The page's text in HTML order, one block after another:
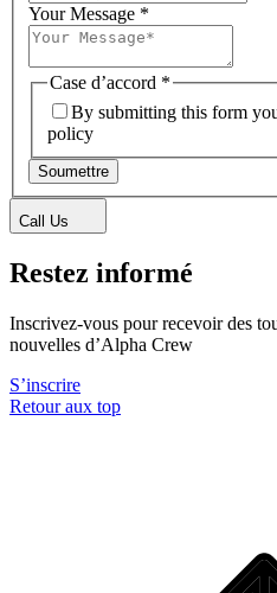
Your Message *
Case d’accord *
By submitting this form
policy
Soumettre
Call Us
Restez informé
Inscrivez-vous pour recevoir des
nouvelles d’Alpha Crew
S’inscrire
Retour aux top